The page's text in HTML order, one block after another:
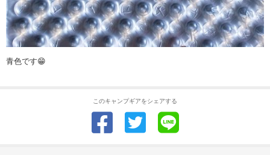
青色です😁
このキャンプギアをシェアする